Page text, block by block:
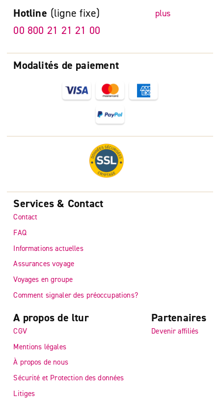
Modalités de paiement
Hotline (ligne fixe) plus
00 800 21 21 21 00
Services & Contact
Contact
FAQ
Informations actuelles
Assurances voyage
Voyages en groupe
Comment signaler des préoccupations?
A propos de ltur
CGV
Mentions légales
À propos de nous
Sécurité et Protection des données
Litiges
Partenaires
Devenir affiliés